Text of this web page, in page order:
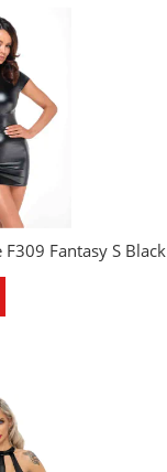
Fantasy S Black